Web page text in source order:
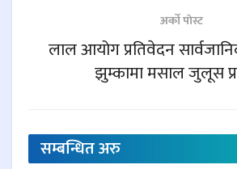
अर्काे पाेस्ट
लाल आयोग प्रतिवेदन
झुम्कामा मसाल जुलूस
सम्बन्धितअरु